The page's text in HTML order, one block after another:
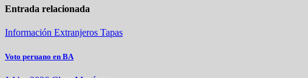
Entrada relacionada
Información Extranjeros Tapas
Voto peruano en BA